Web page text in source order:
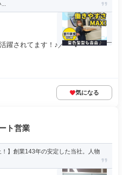
躍されてます！♪／ ￣V￣￣￣￣￣
気になる
ト営業
！】創業143年の安定した当社。人物